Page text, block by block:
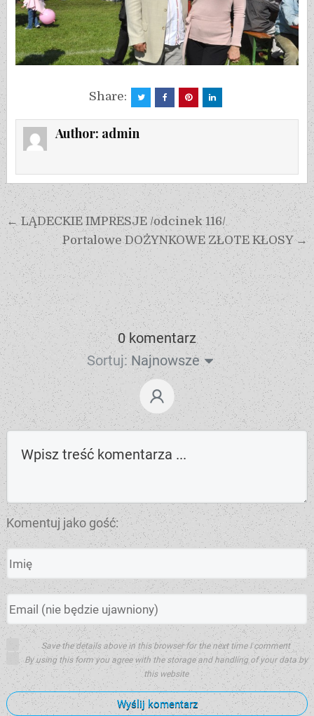
Share:
Author: admin
← LĄDECKIE IMPRESJE /odcinek 116/
Portalowe DOŻYNKOWE ZŁOTE KŁOSY →
0 komentarz
Sortuj: Najnowsze
Komentuj jako gość:
Save the details above in this browser for the next time I comment
By using this form you agree with the storage and handling of your data by
this website
Wyślij komentarz